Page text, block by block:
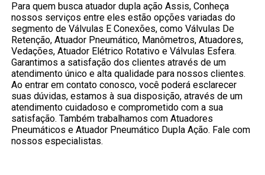
Para quem busca atuador dupla ação Assis, Conheça
nossos serviços entre eles estão opções variadas do
segmento de Válvulas E Conexões, como Válvulas De
Retenção, Atuador Pneumático, Manômetros, Atuadores,
Vedações, Atuador Elétrico Rotativo e Válvulas Esfera.
Garantimos a satisfação dos clientes através de um
atendimento único e alta qualidade para nossos clientes.
Ao entrar em contato conosco, você poderá esclarecer
suas dúvidas, estamos à sua disposição, através de um
atendimento cuidadoso e comprometido com a sua
satisfação. Também trabalhamos com Atuadores
Pneumáticos e Atuador Pneumático Dupla Ação. Fale com
nossos especialistas.